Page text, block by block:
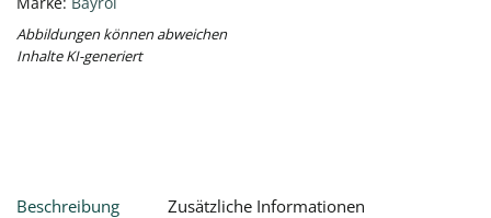
Abbildungen können abweichen
Inhalte KI-generiert
Beschreibung Zusätzliche Informationen